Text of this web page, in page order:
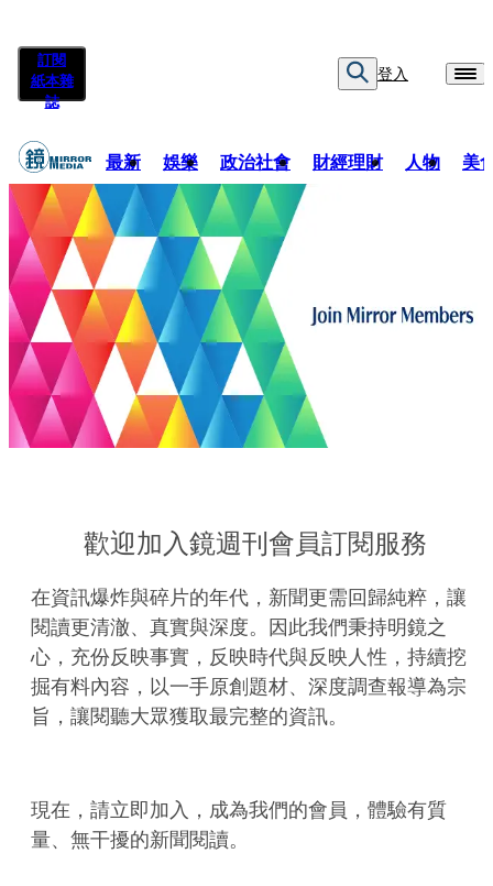
訂閱
紙本雜
誌
登入
最新 娛樂 政治社會 財經理財 人物 美
歡迎加入鏡週刊會員訂閱服務
在資訊爆炸與碎片的年代，新聞更需回歸純粹，讓
閱讀更清澈、真實與深度。因此我們秉持明鏡之
心，充份反映事實，反映時代與反映人性，持續挖
掘有料內容，以一手原創題材、深度調查報導為宗
旨，讓閱聽大眾獲取最完整的資訊。
現在，請立即加入，成為我們的會員，體驗有質
量、無干擾的新聞閱讀。